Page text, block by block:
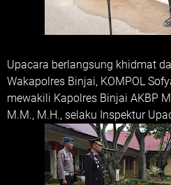
Upacara berlangsung khidmat
Wakapolres Binjai, KOMPOL
mewakili Kapolres Binjai AKBP
M.M., M.H., selaku Inspektur